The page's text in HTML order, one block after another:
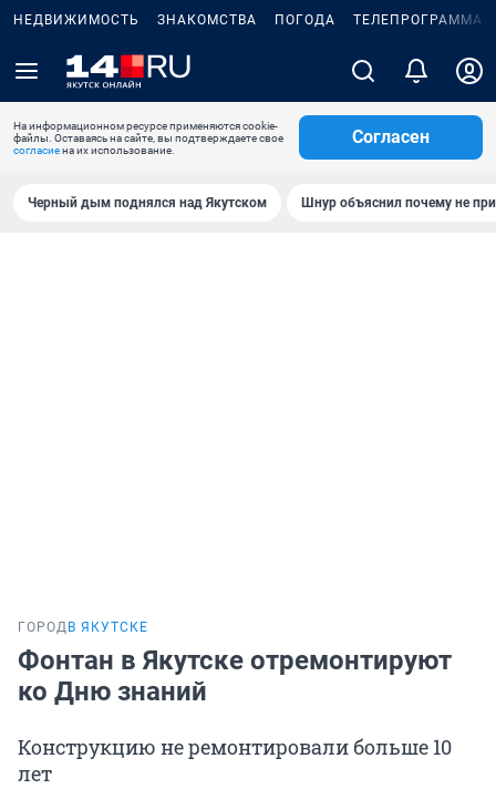
НЕДВИЖИМОСТЬ ЗНАКОМСТВА ПОГОДА ТЕЛЕПРОГРАММА
На информационном ресурсе применяются cookie-
файлы. Оставаясь на сайте, вы подтверждаете свое
согласиена их использование.
Согласен
Черный дым поднялся над Якутском Шнур объяснил почему не
ГОРОД В ЯКУТСКЕ
Фонтан в Якутске отремонтируют
ко Дню знаний
Конструкцию не ремонтировали больше 10
лет